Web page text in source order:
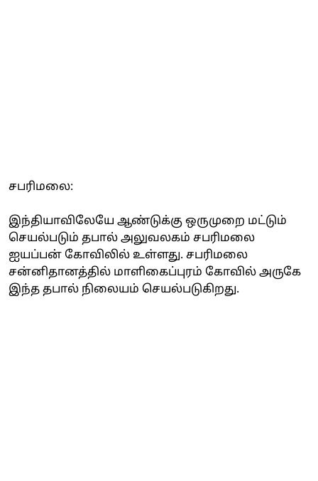
சபரிமலை:
இந்தியாவிலேயே ஆண்டுக்கு ஒருமுறை மட்டும்
செயல்படும் தபால் அலுவலகம் சபரிமலை
ஐயப்பன் கோவிலில் உள்ளது. சபரிமலை
சன்னிதானத்தில் மாளிகைப்புரம் கோவில் அருகே
இந்த தபால் நிலையம் செயல்படுகிறது.